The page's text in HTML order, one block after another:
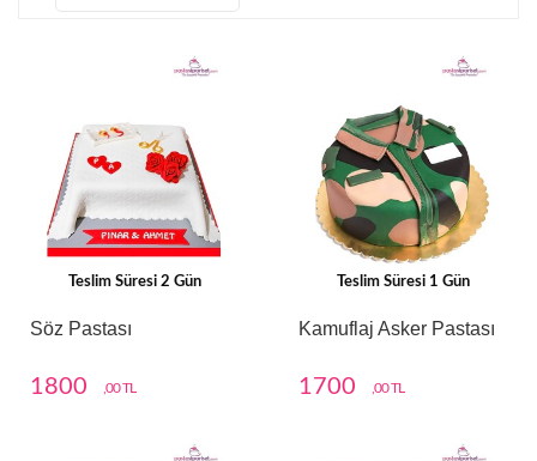
Teslim Süresi 2 Gün
Söz Pastası
1800 ,00 TL
Teslim Süresi 1 Gün
Kamuflaj Asker Pastası
1700 ,00 TL